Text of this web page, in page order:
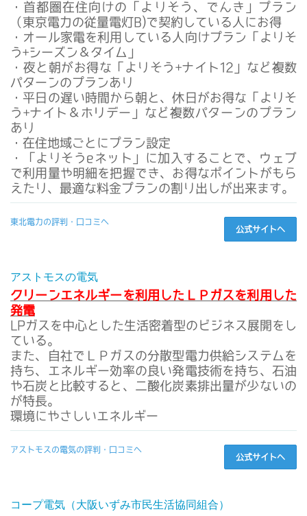
・首都圏在住向けの「よりそう、でんき」プラン
（東京電力の従量電灯B)で契約している人にお得
・オール家電を利用している人向けプラン「よりそ
う+シーズン＆タイム」
・夜と朝がお得な「よりそう+ナイト12」など複数
パターンのプランあり
・平日の遅い時間から朝と、休日がお得な「よりそ
う+ナイト＆ホリデー」など複数パターンのプラン
あり
・在住地域ごとにプラン設定
・「よりそうeネット」に加入することで、ウェブ
で利用量や明細を把握でき、お得なポイントがもら
えたり、最適な料金プランの割り出しが出来ます。
東北電力の評判・口コミへ
公式サイトへ
アストモスの電気
クリーンエネルギーを利用したＬＰガスを利用した
発電
LPガスを中心とした生活密着型のビジネス展開をし
ている。
また、自社でＬＰガスの分散型電力供給システムを
持ち、エネルギー効率の良い発電技術を持ち、石油
や石炭と比較すると、二酸化炭素排出量が少ないの
が特長。
環境にやさしいエネルギー
アストモスの電気の評判・口コミへ
公式サイトへ
コープ電気（大阪いずみ市民生活協同組合）